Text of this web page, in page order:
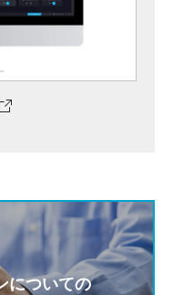
についての